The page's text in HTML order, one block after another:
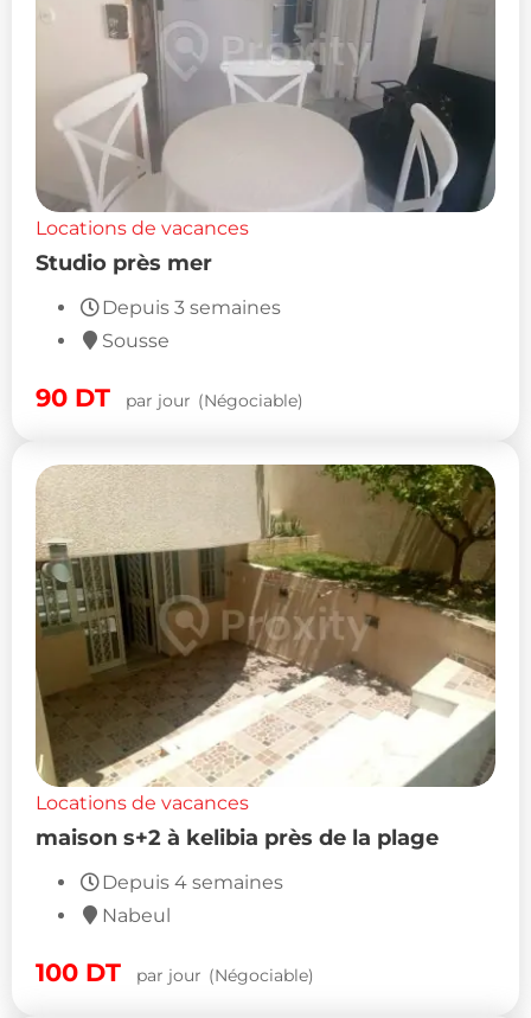
Locations de vacances
Studio près mer
Depuis 3 semaines
Sousse
90 DT par jour (Négociable)
Locations de vacances
maison s+2 à kelibia près de la plage
Depuis 4 semaines
Nabeul
100 DT par jour (Négociable)